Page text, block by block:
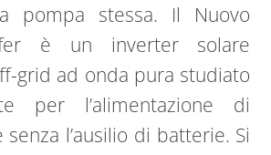
pompa stessa. Il Nuovo
è un inverter solare
grid ad onda pura studiato
per l’alimentazione di
l’ausilio di batterie. Si